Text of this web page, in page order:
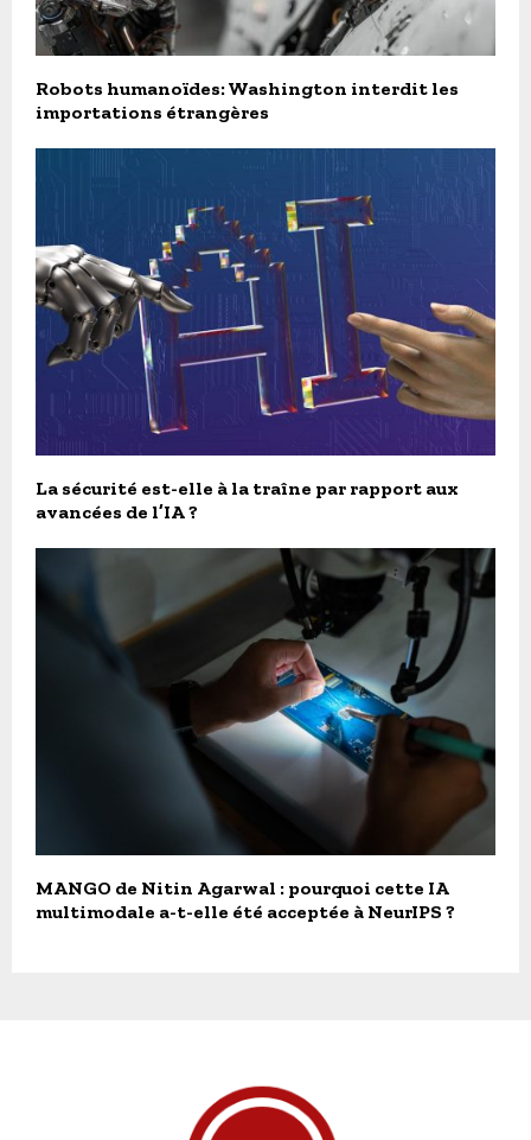
Robots humanoïdes: Washington interdit les
importations étrangères
La sécurité est-elle à la traîne par rapport aux
avancées de l’IA ?
MANGO de Nitin Agarwal : pourquoi cette IA
multimodale a-t-elle été acceptée à NeurIPS ?